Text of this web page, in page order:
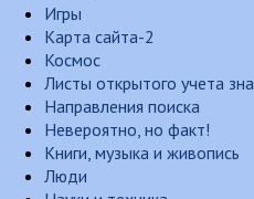
Игры
Карта сайта-2
Космос
Листы открытого учета
Направления поиска
Невероятно, но факт!
Книги, музыка и живопись
Люди